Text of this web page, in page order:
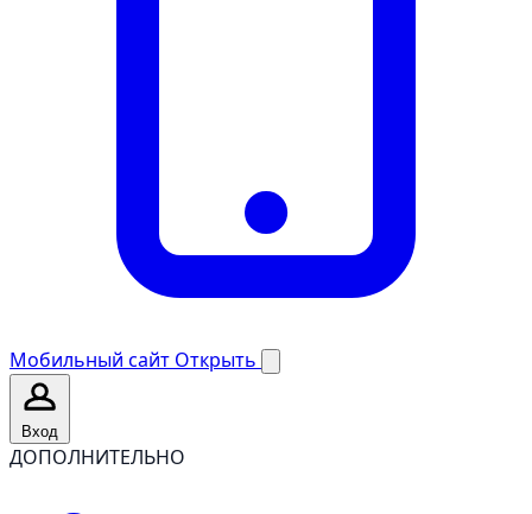
Мобильный сайт Открыть
Вход
ДОПОЛНИТЕЛЬНО